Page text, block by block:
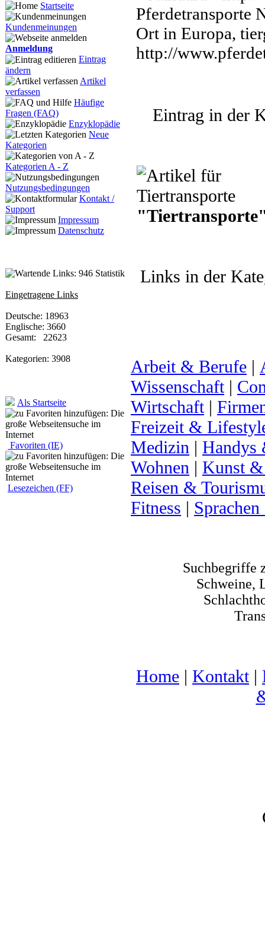
Startseite
Kundenmeinungen
Anmeldung
Eintrag
ändern
Artikel
verfassen
Häufige
Fragen (FAQ)
Enzyklopädie
Neue
Kategorien
Kategorien A - Z
Nutzungsbedingungen
Kontakt /
Support
Impressum
Datenschutz
Statistik
Eingetragene Links
Deutsche: 18963
Englische: 3660
Gesamt: 22623
Kategorien: 3908
Als Startseite
Favoriten (IE)
Lesezeichen (FF)
Pferdetransporte
Ort in Europa,
http://
Eintrag in der
Links in der
Arbeit & Berufe |
Wissenschaft |
Wirtschaft |
Freizeit &
Medizin | Handys
Wohnen | Kunst
Reisen &
Fitness |
Suchbegriffe
Schweine,
Home | Kontakt |